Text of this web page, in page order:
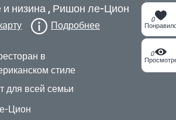
0
0
низина , Ришон ле-Цион
Подробнее
в
стиле
для всей семьи
Цион